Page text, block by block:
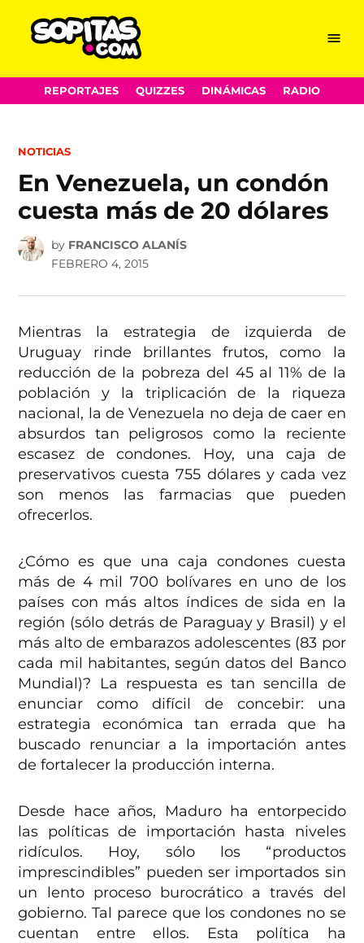
Skip
to
Menu
REPORTAJES QUIZZES DINÁMICAS RADIO
POSTED
NOTICIAS
En Venezuela, un condón
cuesta más de 20 dólares
by FRANCISCO ALANÍS
FEBRERO 4, 2015
Mientras la estrategia de izquierda de
Uruguay rinde brillantes frutos, como la
reducción de la pobreza del 45 al 11% de la
población y la triplicación de la riqueza
nacional, la de Venezuela no deja de caer en
absurdos tan peligrosos como la reciente
escasez de condones. Hoy, una caja de
preservativos cuesta 755 dólares y cada vez
son menos las farmacias que pueden
ofrecerlos.
¿Cómo es que una caja condones cuesta
más de 4 mil 700 bolívares en uno de los
países con más altos índices de sida en la
región (sólo detrás de Paraguay y Brasil) y el
más alto de embarazos adolescentes (83 por
cada mil habitantes, según datos del Banco
Mundial)? La respuesta es tan sencilla de
enunciar como difícil de concebir: una
estrategia económica tan errada que ha
buscado renunciar a la importación antes
de fortalecer la producción interna.
Desde hace años, Maduro ha entorpecido
las políticas de importación hasta niveles
ridículos. Hoy, sólo los “productos
imprescindibles” pueden ser importados sin
un lento proceso burocrático a través del
gobierno. Tal parece que los condones no se
cuentan entre ellos. Esta política ha